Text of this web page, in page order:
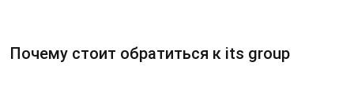
Почему стоит обратиться к its group